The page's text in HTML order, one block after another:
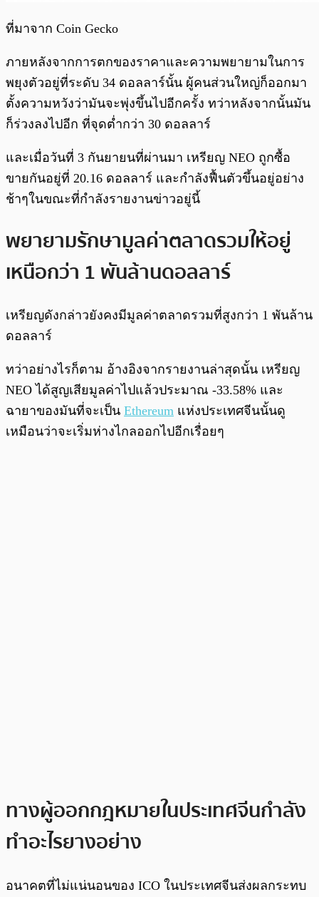
ที่มาจาก Coin Gecko
ภายหลังจากการตกของราคาและความพยายามในการ
พยุงตัวอยู่ที่ระดับ 34 ดอลลาร์นั้น ผู้คนส่วนใหญ่ก็ออกมา
ตั้งความหวังว่ามันจะพุ่งขึ้นไปอีกครั้ง ทว่าหลังจากนั้นมัน
ก็ร่วงลงไปอีก ที่จุดต่ำกว่า 30 ดอลลาร์
และเมื่อวันที่ 3 กันยายนที่ผ่านมา เหรียญ NEO ถูกซื้อ
ขายกันอยู่ที่ 20.16 ดอลลาร์ และกำลังฟื้นตัวขึ้นอยู่อย่าง
ช้าๆในขณะที่กำลังรายงานข่าวอยู่นี้
พยายามรักษามูลค่าตลาดรวมให้อยู่
เหนือกว่า 1 พันล้านดอลลาร์
เหรียญดังกล่าวยังคงมีมูลค่าตลาดรวมที่สูงกว่า 1 พันล้าน
ดอลลาร์
ทว่าอย่างไรก็ตาม อ้างอิงจากรายงานล่าสุดนั้น เหรียญ
NEO ได้สูญเสียมูลค่าไปแล้วประมาณ -33.58% และ
ฉายาของมันที่จะเป็น Ethereum แห่งประเทศจีนนั้นดู
เหมือนว่าจะเริ่มห่างไกลออกไปอีกเรื่อยๆ
ทางผู้ออกกฎหมายในประเทศจีนกำลัง
ทำอะไรยางอย่าง
อนาคตที่ไม่แน่นอนของ ICO ในประเทศจีนส่งผลกระทบ